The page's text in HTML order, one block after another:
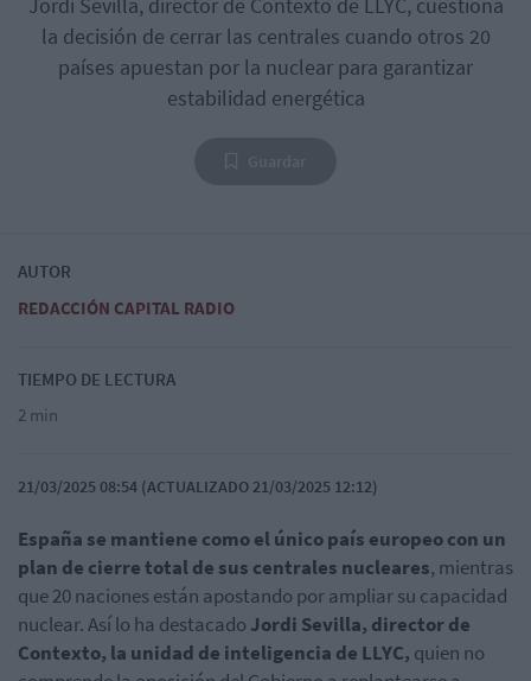
la decisión de cerrar las centrales cuando otros 20
países apuestan por la nuclear para garantizar
estabilidad energética
AUTOR
REDACCIÓN CAPITAL RADIO
TIEMPO DE LECTURA
2 min
21/03/2025 08:54 (ACTUALIZADO 21/03/2025 12:12)
España se mantiene como el único país europeo con un
plan de cierre total de sus centrales nucleares, mientras
que 20 naciones están apostando por ampliar su capacidad
nuclear. Así lo ha destacado Jordi Sevilla, director de
Contexto, la unidad de inteligencia de LLYC, quien no